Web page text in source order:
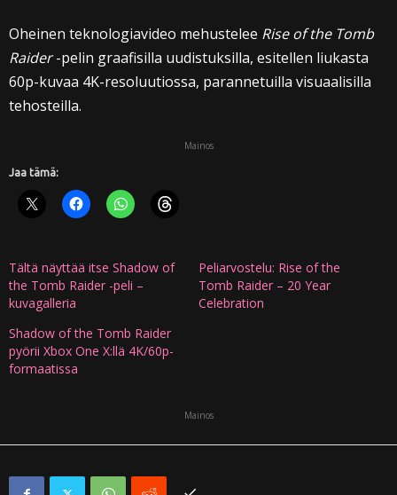
Oheinen teknologiavideo mehustelee Rise of the Tomb
Raider-pelin graafisilla uudistuksilla, esitellen liukasta
60p-kuvaa 4K-resoluutiossa, parannetuilla visuaalisilla
tehosteilla.
Mainos
Jaa tämä:
Tältä näyttää itse Shadow of
the Tomb Raider -peli –
kuvagalleria
Peliarvostelu: Rise of the
Tomb Raider – 20 Year
Celebration
Shadow of the Tomb Raider
pyörii Xbox One X:llä 4K/60p-
formaatissa
Mainos